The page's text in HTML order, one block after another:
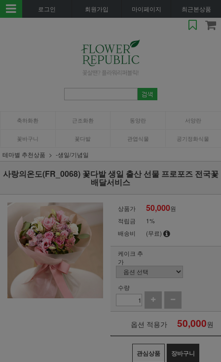
로그인 회원가입 마이페이지 최근본상품
축하화환 근조화환 동양란 서양란
꽃바구니 꽃다발 관엽식물 공기정화식물
테마별 추천상품 -생일/기념일
사랑의온도(FR_0068) 꽃다발 생일 출산 선물 프로포즈 전국꽃
배달서비스
상품가 50,000원
적립금
1%
배송비
(무료)
케이크 추
가
수량
옵션 적용가 50,000원
관심상품 장바구니